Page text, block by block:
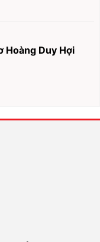
Hoàng Duy Hợi